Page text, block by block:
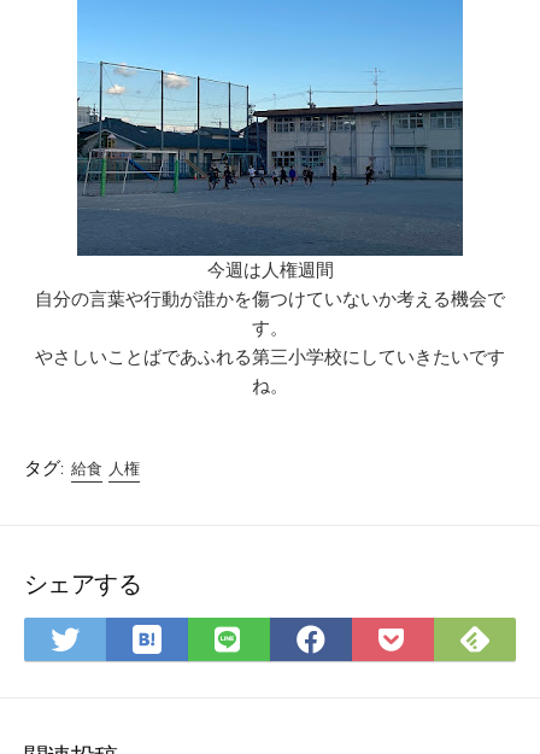
今週は人権週間
自分の言葉や行動が誰かを傷つけていないか考える機会で
す。
やさしいことばであふれる第三小学校にしていきたいです
ね。
タグ: 給食 人権
シェアする
Twitter
で
は
て
LINE
で
Facebook
で
Pocket
に
で